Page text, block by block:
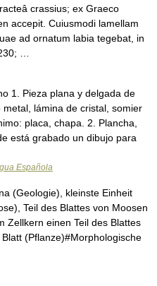
crassius; ex Graeco
accepit. Cuiusmodi lamellam
ad ornatum labia tegebat, in
…
1. Pieza plana y delgada de
lámina de cristal, somier
placa, chapa. 2. Plancha,
está grabado un dibujo para
Española
(Geologie), kleinste Einheit
Teil des Blattes von Moosen
Zellkern einen Teil des Blattes
(Pflanze)#Morphologische